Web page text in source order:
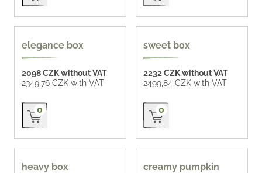
elegance box
2098 CZK without VAT
2349,76 CZK with VAT
Přidat do košíku
0
sweet box
2232 CZK without VAT
2499,84 CZK with VAT
Přidat do košíku
0
heavy box
creamy pumpkin